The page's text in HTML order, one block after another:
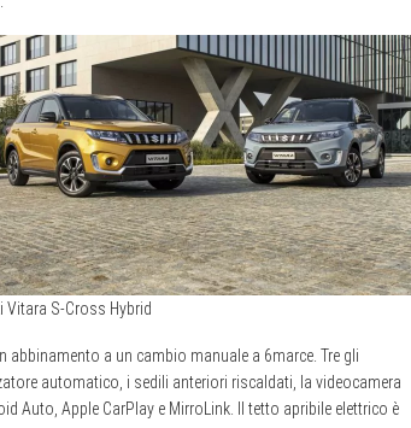
Vitara S-Cross Hybrid
a un cambio manuale a 6marce. Tre gli
automatico, i sedili anteriori riscaldati, la videocamera
Auto, Apple CarPlay e MirroLink. Il tetto apribile elettrico è